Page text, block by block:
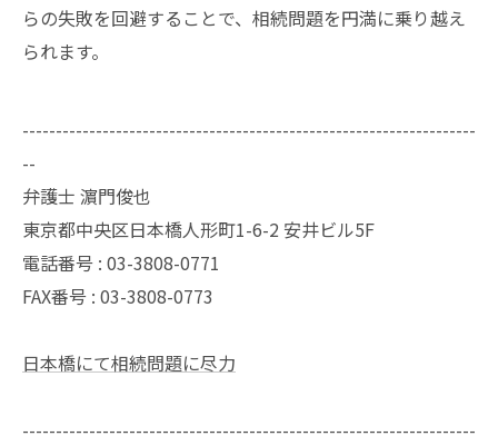
らの失敗を回避することで、相続問題を円満に乗り越え
られます。
--------------------------------------------------------------------
--
弁護士 濵門俊也
東京都中央区日本橋人形町1-6-2 安井ビル5F
電話番号 : 03-3808-0771
FAX番号 : 03-3808-0773
日本橋にて相続問題に尽力
--------------------------------------------------------------------